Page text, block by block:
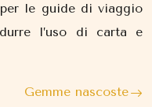
le guide di viaggio
l’uso di carta e
Gemme nascoste